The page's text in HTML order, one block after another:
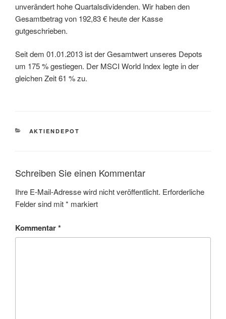
unverändert hohe Quartalsdividenden. Wir haben den
Gesamtbetrag von 192,83 € heute der Kasse
gutgeschrieben.
Seit dem 01.01.2013 ist der Gesamtwert unseres Depots
um 175 % gestiegen. Der MSCI World Index legte in der
gleichen Zeit 61 % zu.
KATEGORIEN
AKTIENDEPOT
Schreiben Sie einen Kommentar
Ihre E-Mail-Adresse wird nicht veröffentlicht. Erforderliche
Felder sind mit* markiert
Kommentar*